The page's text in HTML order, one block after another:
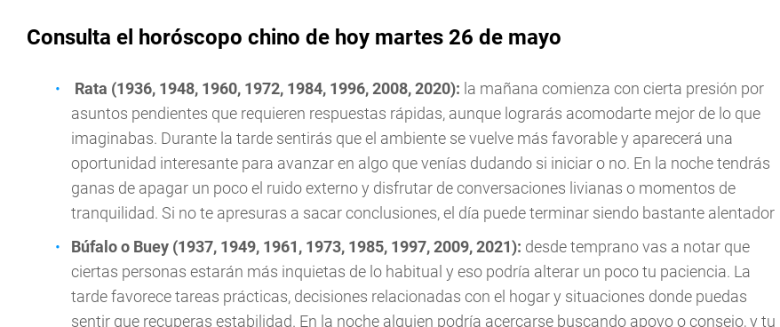
Consulta el horóscopo chino de hoy martes 26 de mayo
Rata (1936, 1948, 1960, 1972, 1984, 1996, 2008, 2020): la mañana comienza con cierta presión por
asuntos pendientes que requieren respuestas rápidas, aunque lograrás acomodarte mejor de lo que
imaginabas. Durante la tarde sentirás que el ambiente se vuelve más favorable y aparecerá una
oportunidad interesante para avanzar en algo que venías dudando si iniciar o no. En la noche tendrás
ganas de apagar un poco el ruido externo y disfrutar de conversaciones livianas o momentos de
tranquilidad. Si no te apresuras a sacar conclusiones, el día puede terminar siendo bastante alentador
Búfalo o Buey (1937, 1949, 1961, 1973, 1985, 1997, 2009, 2021): desde temprano vas a notar que
ciertas personas estarán más inquietas de lo habitual y eso podría alterar un poco tu paciencia. La
tarde favorece tareas prácticas, decisiones relacionadas con el hogar y situaciones donde puedas
sentir que recuperas estabilidad. En la noche alguien podría acercarse buscando apoyo o consejo, y tu